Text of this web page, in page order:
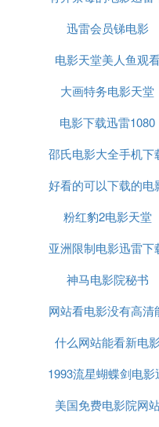
出处：bilibili
4K电影：https://
艺、动漫、电视剧等
w.bilibili.com/read/
阳光电影：http://
综艺、动漫、电视剧
s://www.bilibili.com/
bttwo（两个BT）
两个BT免费为网友提
下载，以及各种高清电影
站。 作者：
Ⅱ 迅雷免费电影下载网站
迅雷论坛下面的那些
挺好的。
载
迅雷会员锑电影
电影天堂美人鱼观
大画特务电影天堂
电影下载迅雷1080
邵氏电影大全手机下
迅雷下载迅雷下载
好看的可以下载的电
网站迅雷下载地址
粉红豹2电影天堂
亚洲限制电影迅雷下
神马电影院秘书
网站看电影没有高清
什么网站能看新电
1993流星蝴蝶剑电影
雷下载
美国免费电影院网